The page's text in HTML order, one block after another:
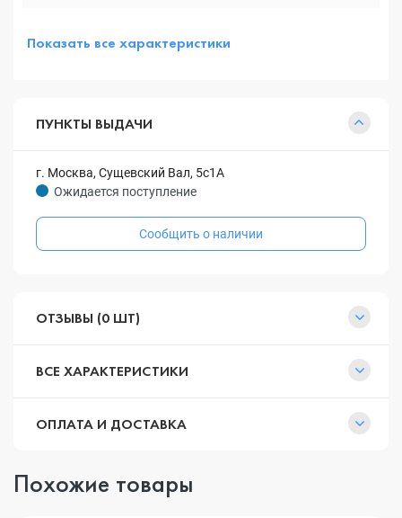
Показать все характеристики
ПУНКТЫ ВЫДАЧИ
г. Москва, Сущевский Вал, 5с1А
Ожидается поступление
Сообщить о наличии
ОТЗЫВЫ (0 ШТ)
ВСЕ ХАРАКТЕРИСТИКИ
ОПЛАТА И ДОСТАВКА
Похожие товары